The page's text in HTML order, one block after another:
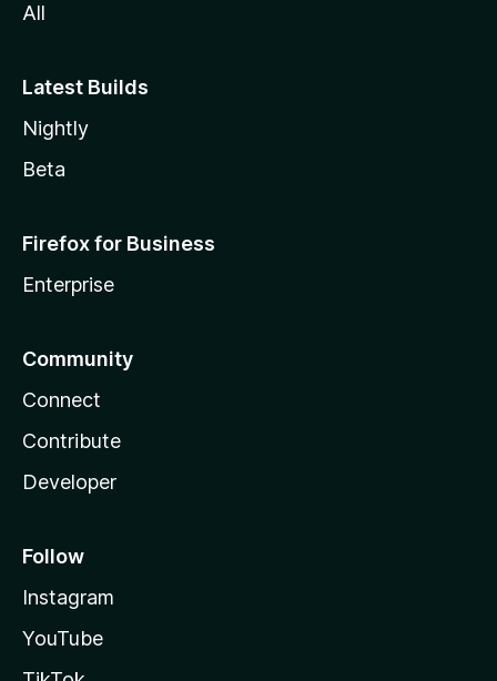
All
Latest Builds
Nightly
Beta
Firefox for Business
Enterprise
Community
Connect
Contribute
Developer
Follow
Instagram
YouTube